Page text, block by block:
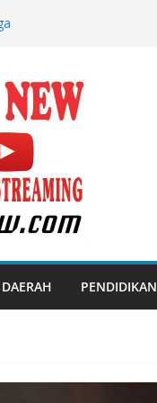
HUT
DAERAH PENDIDIKAN